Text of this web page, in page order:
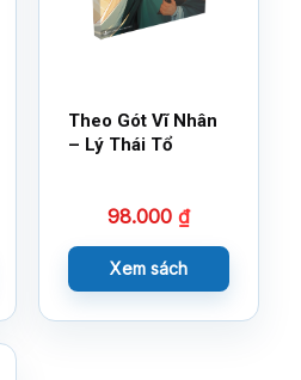
Theo Gót Vĩ Nhân
– Lý Thái Tổ
98.000 ₫
Xem sách